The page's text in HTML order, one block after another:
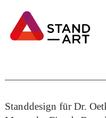
Standdesign für Dr.